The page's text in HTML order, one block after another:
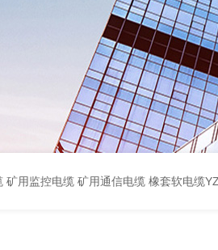
电缆3*2*1.0 矿用阻燃控制电缆MKYJV-3*1.5 铠装阻燃矿用控制电缆MKYJV32 MKYJVP22矿用屏蔽铠装控制电缆 防水橡套扁电缆JHSB-3*4 专业厂家 MY-